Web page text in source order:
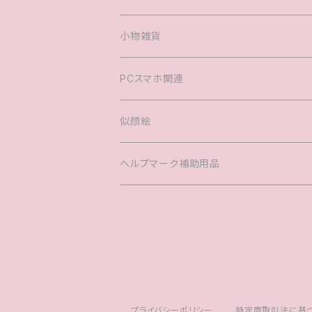
ヘアアクセサリー
バック
キッズTシャツ
婚姻届
小物雑貨
PCスマホ関連
似顔絵
ヘルプマーク補助用品